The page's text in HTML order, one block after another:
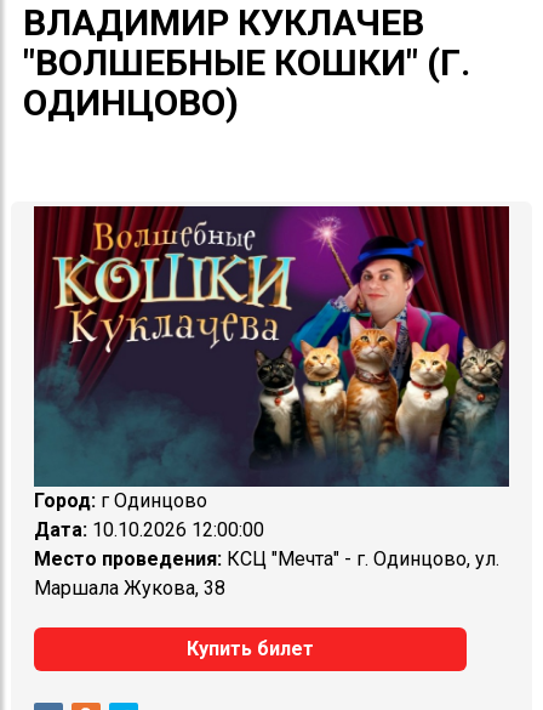
ВЛАДИМИР КУКЛАЧЕВ
"ВОЛШЕБНЫЕ КОШКИ" (Г.
ОДИНЦОВО)
Город: г Одинцово
Дата: 10.10.2026 12:00:00
Место проведения: КСЦ "Мечта" - г. Одинцово, ул.
Маршала Жукова, 38
Купить билет